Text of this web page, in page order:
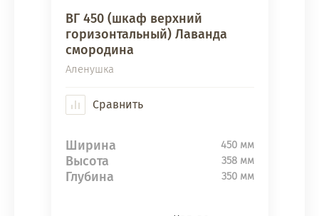
ВГ 450 (шкаф верхний
горизонтальный) Лаванда
смородина
Аленушка
Сравнить
Ширина 450 мм
Высота 358 мм
Глубина 350 мм